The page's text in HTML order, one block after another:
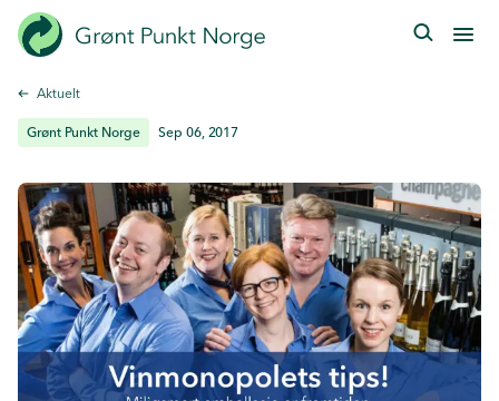
Hopp
til
Aktuelt
Grønt Punkt Norge Sep 06, 2017